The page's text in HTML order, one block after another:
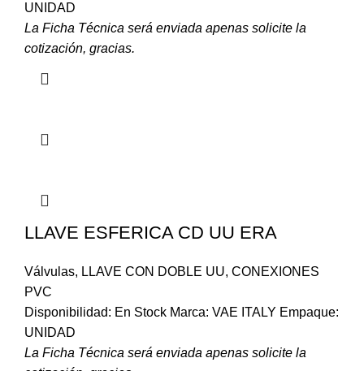
UNIDAD
La Ficha Técnica será enviada apenas solicite la
cotización, gracias.
LLAVE ESFERICA CD UU ERA
Válvulas, LLAVE CON DOBLE UU, CONEXIONES
PVC
Disponibilidad: En Stock Marca: VAE ITALY Empaque:
UNIDAD
La Ficha Técnica será enviada apenas solicite la